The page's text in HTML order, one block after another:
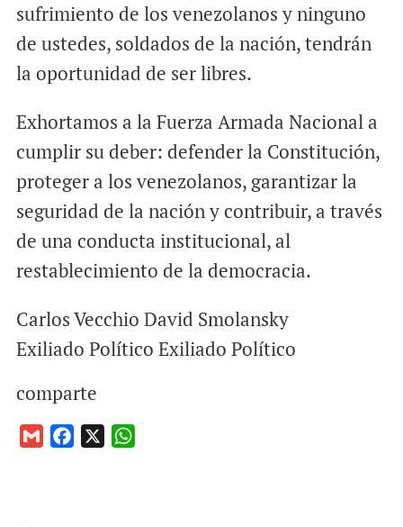
sufrimiento de los venezolanos y ninguno
de ustedes, soldados de la nación, tendrán
la oportunidad de ser libres.
Exhortamos a la Fuerza Armada Nacional a
cumplir su deber: defender la Constitución,
proteger a los venezolanos, garantizar la
seguridad de la nación y contribuir, a través
de una conducta institucional, al
restablecimiento de la democracia.
Carlos Vecchio David Smolansky
Exiliado Político Exiliado Político
comparte